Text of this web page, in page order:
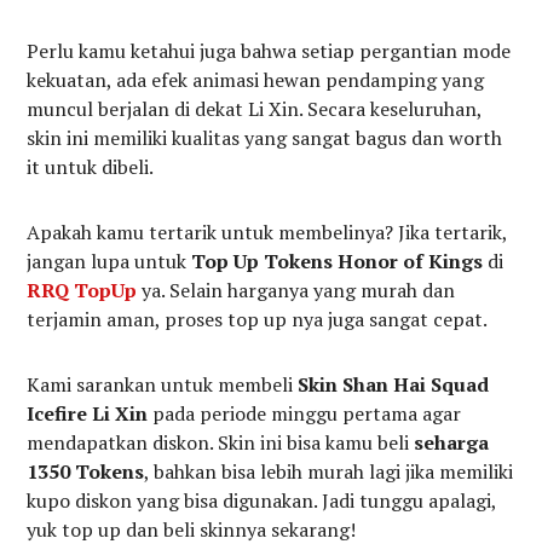
Perlu kamu ketahui juga bahwa setiap pergantian mode
kekuatan, ada efek animasi hewan pendamping yang
muncul berjalan di dekat Li Xin. Secara keseluruhan,
skin ini memiliki kualitas yang sangat bagus dan worth
it untuk dibeli.
Apakah kamu tertarik untuk membelinya? Jika tertarik,
jangan lupa untuk Top Up Tokens Honor of Kings di
RRQ TopUp ya. Selain harganya yang murah dan
terjamin aman, proses top up nya juga sangat cepat.
Kami sarankan untuk membeli Skin Shan Hai Squad
Icefire Li Xin pada periode minggu pertama agar
mendapatkan diskon. Skin ini bisa kamu beli seharga
1350 Tokens, bahkan bisa lebih murah lagi jika memiliki
kupo diskon yang bisa digunakan. Jadi tunggu apalagi,
yuk top up dan beli skinnya sekarang!